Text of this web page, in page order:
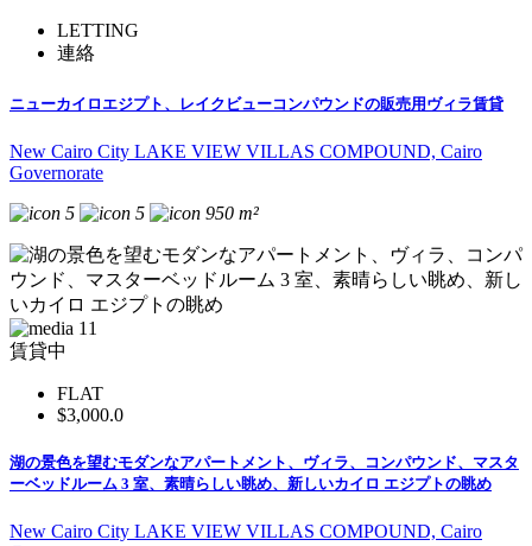
LETTING
連絡
ニューカイロエジプト、レイクビューコンパウンドの販売用ヴィラ賃貸
New Cairo City LAKE VIEW VILLAS COMPOUND, Cairo
Governorate
5
5 950 m²
11
賃貸中
FLAT
$3,000.0
湖の景色を望むモダンなアパートメント、ヴィラ、コンパウンド、マスタ
ーベッドルーム 3 室、素晴らしい眺め、新しいカイロ エジプトの眺め
New Cairo City LAKE VIEW VILLAS COMPOUND, Cairo